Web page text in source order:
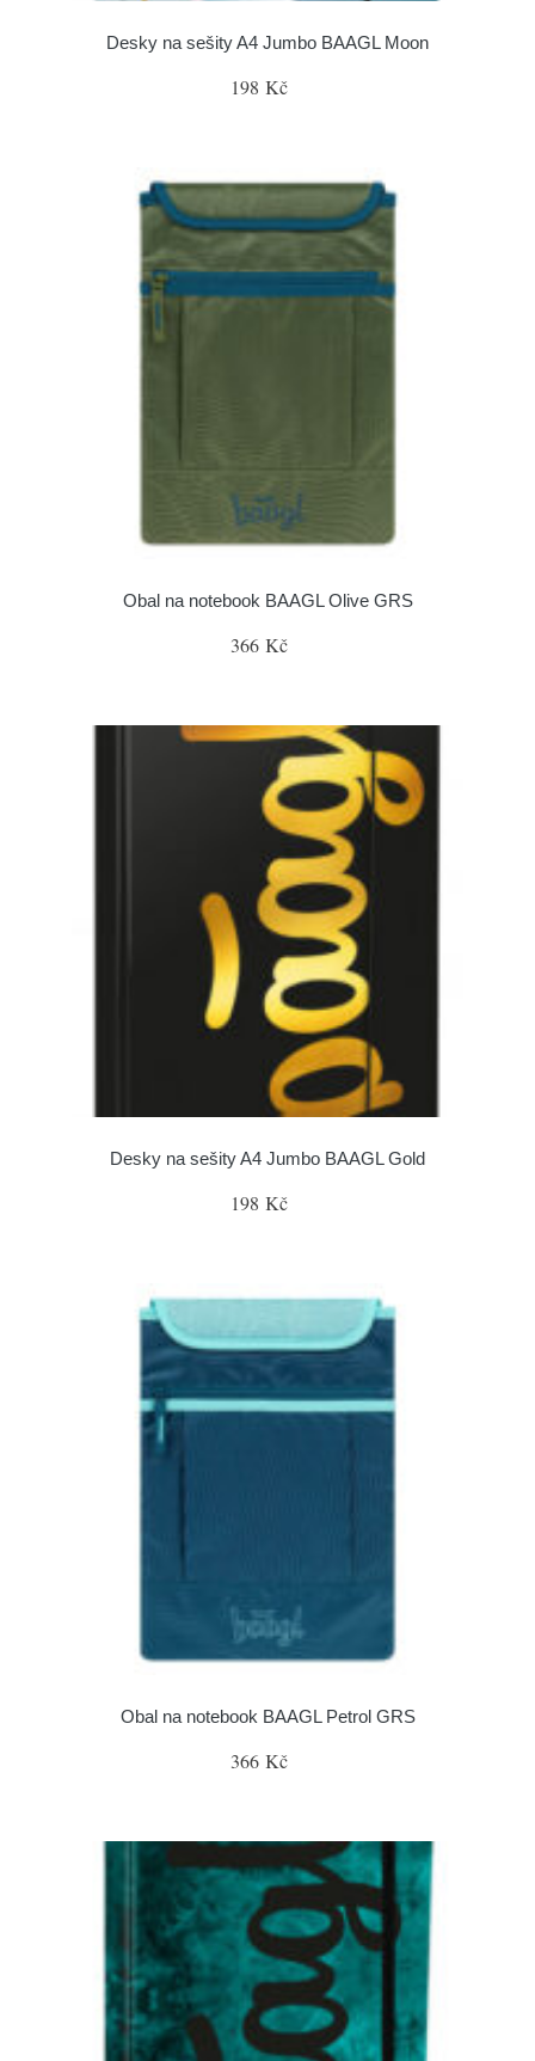
Desky na sešity A4 Jumbo BAAGL Moon
198 Kč
Obal na notebook BAAGL Olive GRS
366 Kč
Desky na sešity A4 Jumbo BAAGL Gold
198 Kč
Obal na notebook BAAGL Petrol GRS
366 Kč